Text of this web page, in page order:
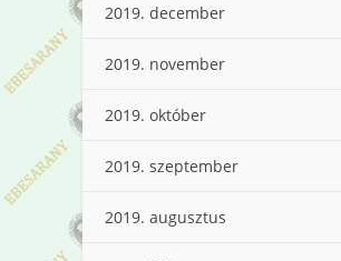
2019. december
2019. november
2019. október
2019. szeptember
2019. augusztus